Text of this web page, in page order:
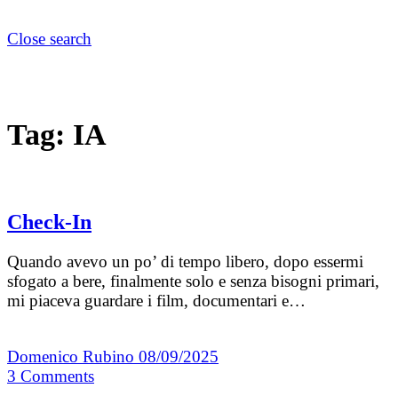
Close search
Tag: IA
Check-In
Quando avevo un po’ di tempo libero, dopo essermi
sfogato a bere, finalmente solo e senza bisogni primari,
mi piaceva guardare i film, documentari e…
Domenico Rubino 08/09/2025
3 Comments